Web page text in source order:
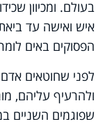
בעולם. ומכיוון
איש ואישה עד
הפסוקים באים
לפני שחוטאים
ולהרעיף עליהם,
שפוגמים השניים